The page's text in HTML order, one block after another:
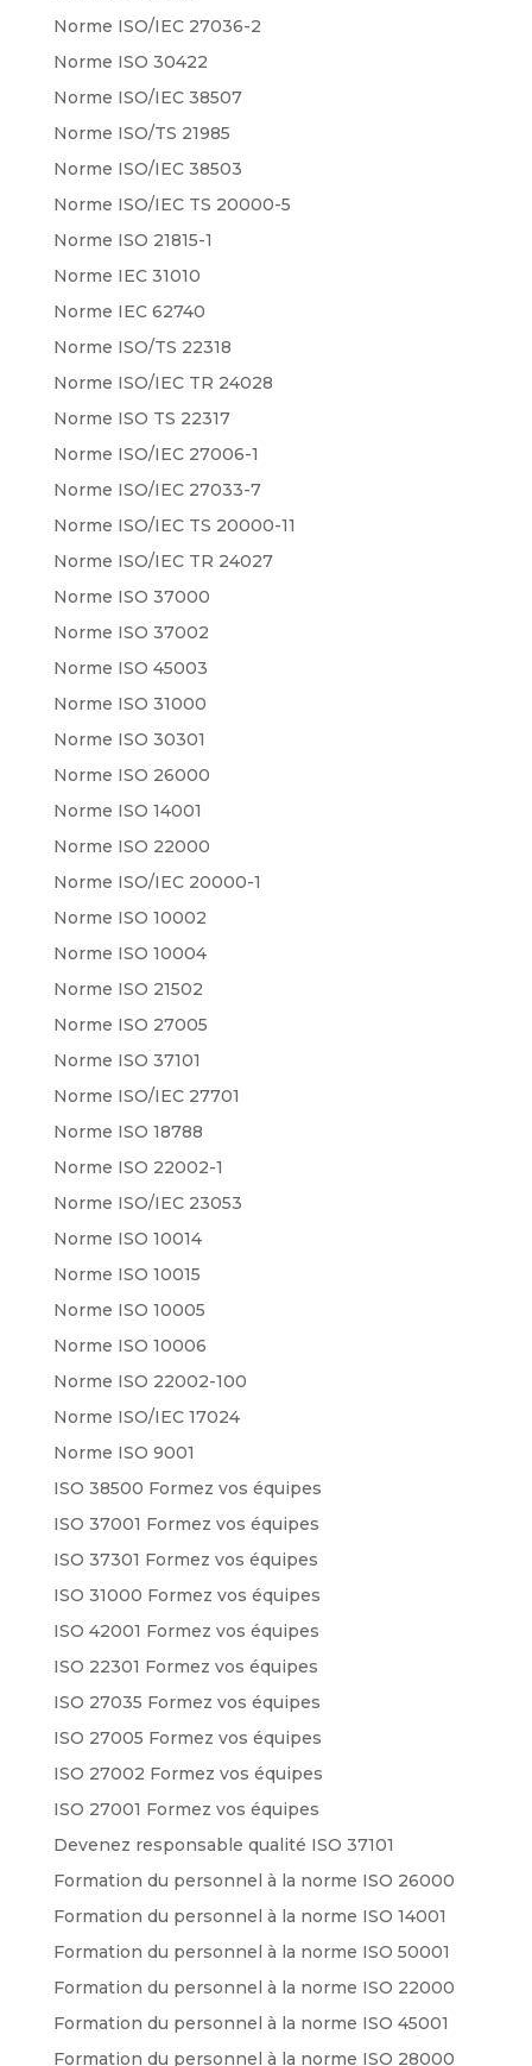
Norme ISO/IEC 27036-2
Norme ISO 30422
Norme ISO/IEC 38507
Norme ISO/TS 21985
Norme ISO/IEC 38503
Norme ISO/IEC TS 20000-5
Norme ISO 21815-1
Norme IEC 31010
Norme IEC 62740
Norme ISO/TS 22318
Norme ISO/IEC TR 24028
Norme ISO TS 22317
Norme ISO/IEC 27006-1
Norme ISO/IEC 27033-7
Norme ISO/IEC TS 20000-11
Norme ISO/IEC TR 24027
Norme ISO 37000
Norme ISO 37002
Norme ISO 45003
Norme ISO 31000
Norme ISO 30301
Norme ISO 26000
Norme ISO 14001
Norme ISO 22000
Norme ISO/IEC 20000-1
Norme ISO 10002
Norme ISO 10004
Norme ISO 21502
Norme ISO 27005
Norme ISO 37101
Norme ISO/IEC 27701
Norme ISO 18788
Norme ISO 22002-1
Norme ISO/IEC 23053
Norme ISO 10014
Norme ISO 10015
Norme ISO 10005
Norme ISO 10006
Norme ISO 22002-100
Norme ISO/IEC 17024
Norme ISO 9001
ISO 38500 Formez vos équipes
ISO 37001 Formez vos équipes
ISO 37301 Formez vos équipes
ISO 31000 Formez vos équipes
ISO 42001 Formez vos équipes
ISO 22301 Formez vos équipes
ISO 27035 Formez vos équipes
ISO 27005 Formez vos équipes
ISO 27002 Formez vos équipes
ISO 27001 Formez vos équipes
Devenez responsable qualité ISO 37101
Formation du personnel à la norme ISO 26000
Formation du personnel à la norme ISO 14001
Formation du personnel à la norme ISO 50001
Formation du personnel à la norme ISO 22000
Formation du personnel à la norme ISO 45001
Formation du personnel à la norme ISO 28000